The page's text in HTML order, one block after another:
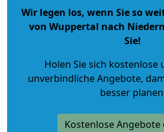
Wir legen los, wenn Sie so
von Wuppertal nach
Sie!
Holen Sie sich kostenlose
unverbindliche Angebote,
besser
Kostenlose Angebote